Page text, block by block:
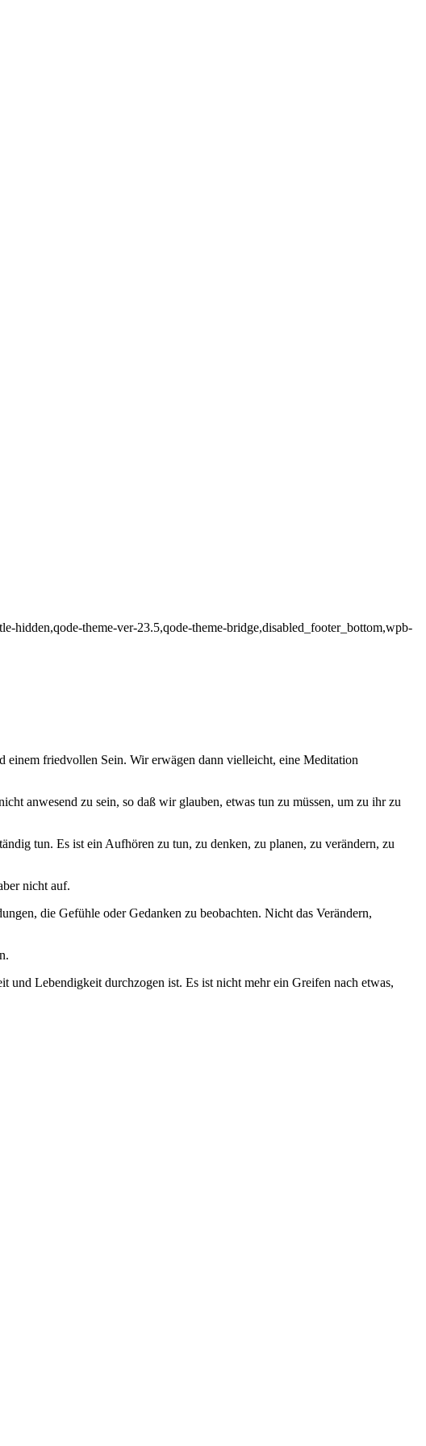
hidden,qode-theme-ver-23.5,qode-theme-bridge,disabled_footer_bottom,wpb-
einem friedvollen Sein. Wir erwägen dann vielleicht, eine Meditation
anwesend zu sein, so daß wir glauben, etwas tun zu müssen, um zu ihr zu
tun. Es ist ein Aufhören zu tun, zu denken, zu planen, zu verändern, zu
nicht auf.
die Gefühle oder Gedanken zu beobachten. Nicht das Verändern,
Lebendigkeit durchzogen ist. Es ist nicht mehr ein Greifen nach etwas,